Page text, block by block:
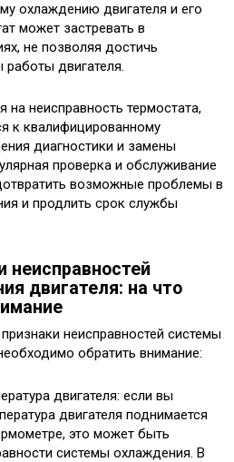
охлаждению двигателя и его
может застревать в
не позволяя достичь
работы двигателя.
на неисправность термостата,
к квалифицированному
диагностики и замены
проверка и обслуживание
возможные проблемы в
и продлить срок службы
неисправностей
двигателя: на что
неисправностей системы
обратить внимание:
двигателя: если вы
двигателя поднимается
это может быть
системы охлаждения. В